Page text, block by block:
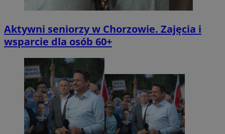
Aktywni seniorzy w Chorzowie. Zajęcia i
wsparcie dla osób 60+